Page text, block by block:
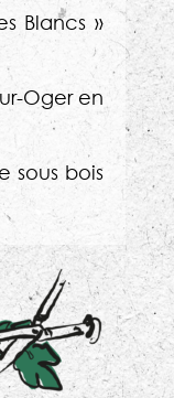
Blancs »
Oger en
sous bois